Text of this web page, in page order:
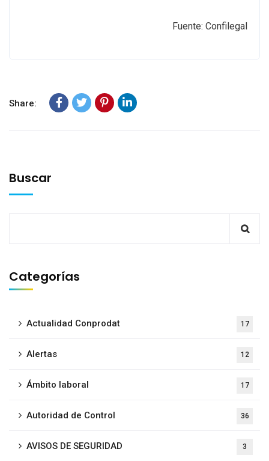
Fuente: Confilegal
Share:
Buscar
Categorías
Actualidad Conprodat 17
Alertas 12
Ámbito laboral 17
Autoridad de Control 36
AVISOS DE SEGURIDAD 3